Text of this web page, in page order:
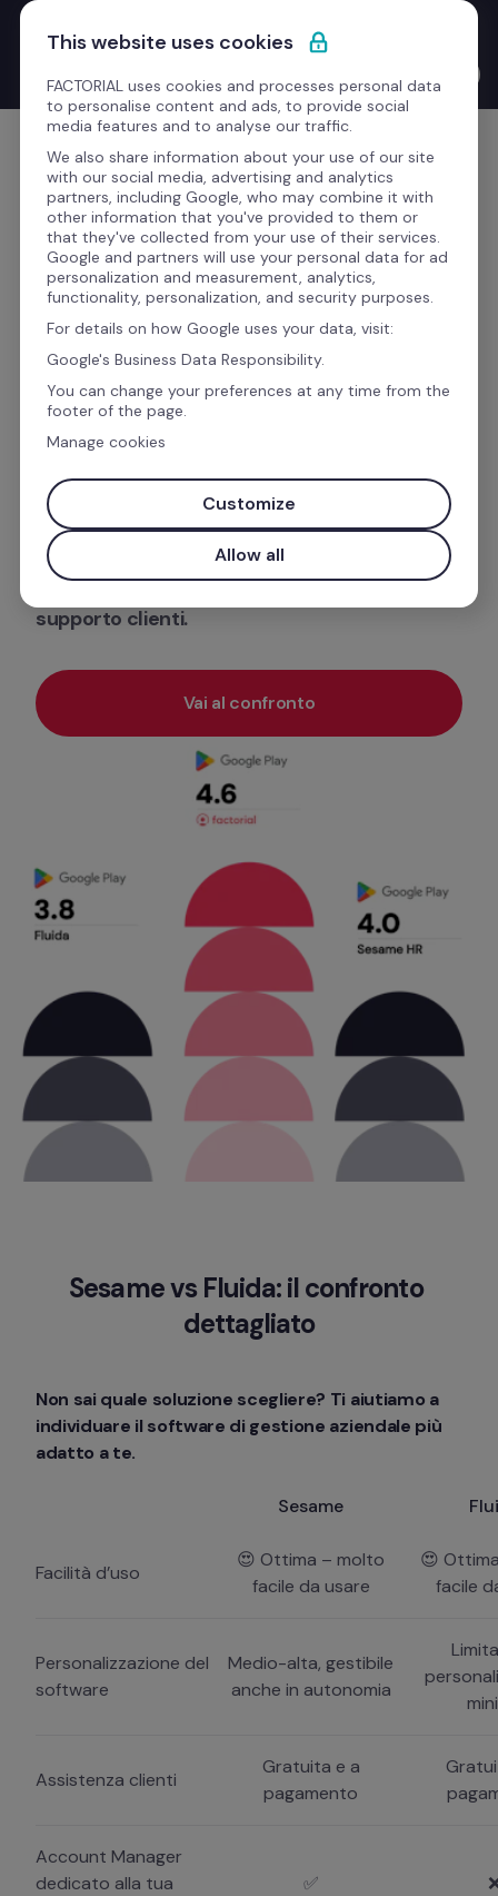
Passa al contenuto
Nuovo Product Launches with the CEO: Bernat Farrero
finalmente parla la tua lingua. Letteralmente, grazie all'IA.
Comincia gratis
Sesame vs Fluida:
confronto tra software
gestionali aziendali
Cosa offrono Sesame e Fluida? Esiste una
soluzione più adatta per la tua azienda?
Analizziamo le caratteristiche di entrambi e
scopriamo quale software di gestione aziendale
vince in termini di funzionalità, facilità d'uso
supporto clienti.
Vai al confronto
Sesame vs Fluida: il confronto
dettagliato
Non sai quale soluzione scegliere? Ti aiutiamo a
individuare il software di gestione aziendale più
adatto a te.
Sesame
Facilità d’uso
😍 Ottima – molto
facile da usare
😍
facile
Personalizzazione del
software
Medio-alta, gestibile
anche in autonomia
Assistenza clienti
Gratuita e a
pagamento
Account Manager
dedicato alla tua
✅
This website uses cookies
FACTORIAL uses cookies and processes personal data
to personalise content and ads, to provide social
media features and to analyse our traffic.
We also share information about your use of our site
with our social media, advertising and analytics
partners, including Google, who may combine it with
other information that you've provided to them or
that they've collected from your use of their services.
Google and partners will use your personal data for ad
personalization and measurement, analytics,
functionality, personalization, and security purposes.
For details on how Google uses your data, visit:
Google's Business Data Responsibility.
You can change your preferences at any time from the
footer of the page.
Manage cookies
Customize
Allow all